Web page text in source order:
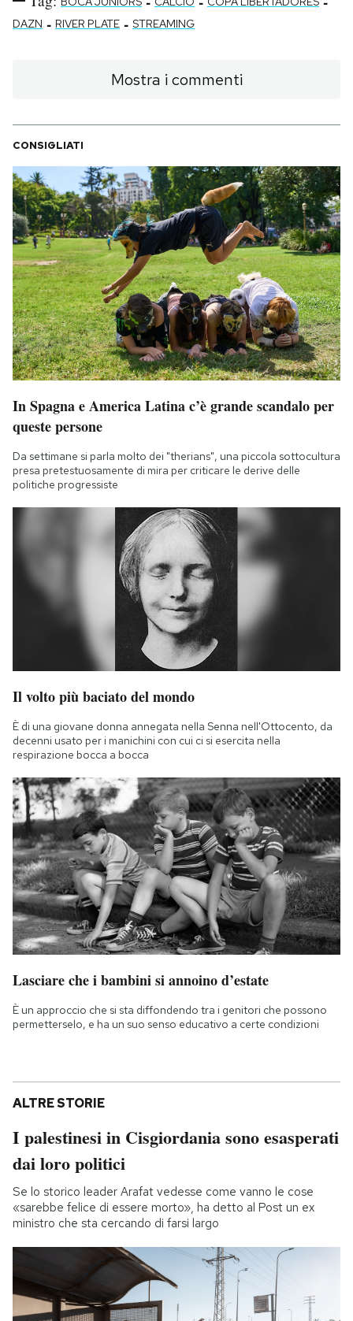
DAZN - RIVER PLATE - STREAMING
Mostra i commenti
CONSIGLIATI
In Spagna e America Latina c’è grande scandalo per
queste persone
Da settimane si parla molto dei "therians", una piccola sottocultura
presa pretestuosamente di mira per criticare le derive delle
politiche progressiste
Il volto più baciato del mondo
È di una giovane donna annegata nella Senna nell'Ottocento, da
decenni usato per i manichini con cui ci si esercita nella
respirazione bocca a bocca
Lasciare che i bambini si annoino d’estate
È un approccio che si sta diffondendo tra i genitori che possono
permetterselo, e ha un suo senso educativo a certe condizioni
ALTRE STORIE
I palestinesi in Cisgiordania sono esasperati
dai loro politici
Se lo storico leader Arafat vedesse come vanno le cose
«sarebbe felice di essere morto», ha detto al Post un ex
ministro che sta cercando di farsi largo